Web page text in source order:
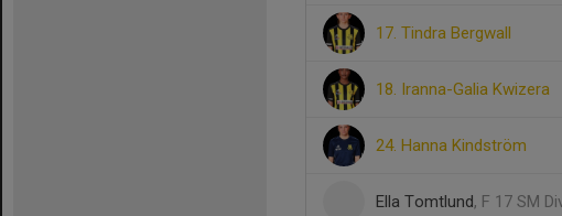
17. Tindra Bergwall
18. Iranna-Galia Kwizera
24. Hanna Kindström
Ella Tomtlund, F 17 SM